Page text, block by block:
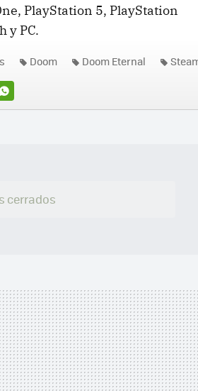
PlayStation 5, PlayStation
y PC.
Doom Doom Eternal
cerrados